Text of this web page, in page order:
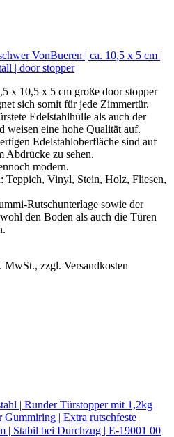
VonBueren | ca. 10,5 x 5 cm |
| door stopper
x 10,5 x 5 cm große door stopper
sich somit für jede Zimmertür.
Edelstahlhülle als auch der
weisen eine hohe Qualität auf.
Edelstahloberfläche sind auf
Abdrücke zu sehen.
modern.
Teppich, Vinyl, Stein, Holz, Fliesen,
Rutschunterlage sowie der
den Boden als auch die Türen
MwSt., zzgl. Versandkosten
| Runder Türstopper mit 1,2kg
| Extra rutschfeste
| Stabil bei Durchzug | E-19001 00